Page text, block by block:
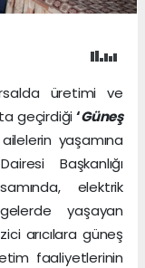
üretimi ve
geçirdiği‘Güneş
yaşamına
Başkanlığı
elektrik
yaşayan
arıcılara güneş
faaliyetlerinin